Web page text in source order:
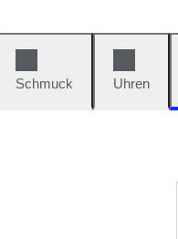
Schmuck Uhren